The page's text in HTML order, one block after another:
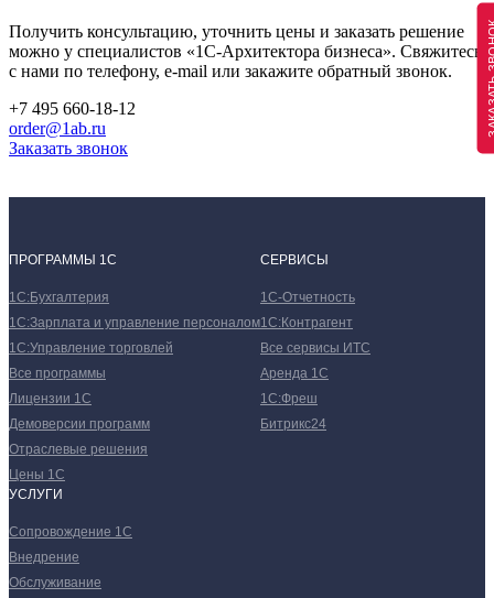
Получить консультацию, уточнить цены и заказать решение
можно у специалистов «1С-Архитектора бизнеса». Свяжитесь
с нами по телефону, e-mail или закажите обратный звонок.
+7 495 660-18-12
order@1ab.ru
Заказать звонок
ПРОГРАММЫ 1С
1С:Бухгалтерия
1С:Зарплата и управление персоналом
1С:Управление торговлей
Все программы
Лицензии 1С
Демоверсии программ
Отраслевые решения
Цены 1С
СЕРВИСЫ
1С-Отчетность
1С:Контрагент
Все сервисы ИТС
Аренда 1С
1С:Фреш
Битрикс24
УСЛУГИ
Сопровождение 1С
Внедрение
Обслуживание